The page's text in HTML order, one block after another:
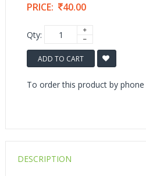
PRICE: 40.00
Qty:
ADD TO CART
To order this product by phone
DESCRIPTION